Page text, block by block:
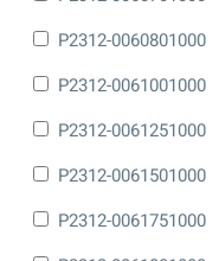
P2312-0060801000
P2312-0061001000
P2312-0061251000
P2312-0061501000
P2312-0061751000